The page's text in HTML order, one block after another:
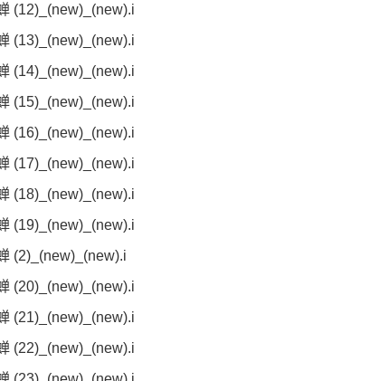
(12)_(new)_(new).i
(13)_(new)_(new).i
(14)_(new)_(new).i
(15)_(new)_(new).i
(16)_(new)_(new).i
(17)_(new)_(new).i
(18)_(new)_(new).i
(19)_(new)_(new).i
(2)_(new)_(new).i
(20)_(new)_(new).i
(21)_(new)_(new).i
(22)_(new)_(new).i